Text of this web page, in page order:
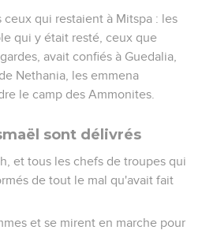
qui restaient à Mitspa : les
qui y était resté, ceux que
avait confiés à Guedalia,
Nethania, les emmena
le camp des Ammonites.
sont délivrés
et tous les chefs de troupes qui
de tout le mal qu'avait fait
et se mirent en marche pour